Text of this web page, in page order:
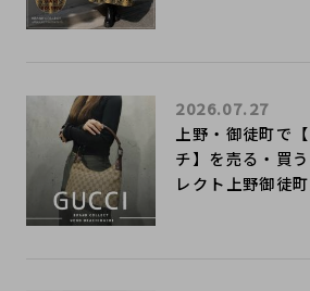
上野・御徒町で
チ】を売る・買
レクト上野御徒
2026.07.27